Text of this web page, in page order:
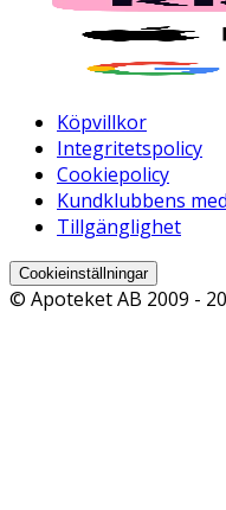
Köpvillkor
Integritetspolicy
Cookiepolicy
Kundklubbens
Tillgänglighet
Cookieinställningar
© Apoteket AB 2009 -